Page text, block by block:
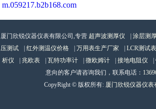
m.059217.b2b168.com
厦门欣锐仪器仪表有限公司,专营 超声波测厚仪 涂层测
压测试
红外测温仪价格 万用表生产厂家 LCR测试表
析仪
兆欧表 瓦特功率计 微欧姆计 接地电阻仪
意向的客户请咨询我们，联系电话：
CopyRight © 版权所有: 厦门欣锐仪器仪表